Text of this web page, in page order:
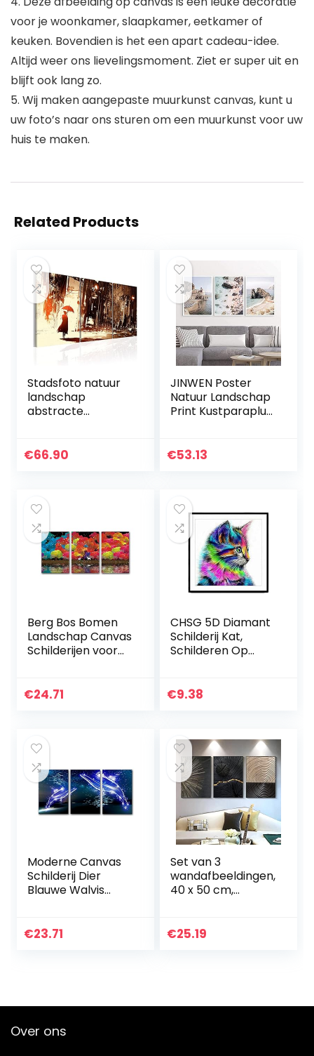
voor je woonkamer, slaapkamer, eetkamer of
keuken. Bovendien is het een apart cadeau-idee.
Altijd weer ons lievelingsmoment. Ziet er super uit en
blijft ook lang zo.
5. Wij maken aangepaste muurkunst canvas, kunt u
uw foto’s naar ons sturen om een muurkunst voor uw
huis te maken.
Related Products
Stadsfoto natuur
landschap
abstracte
canvas schilderij
€66.90
JINWEN Poster
Natuur Landschap
Print Kustparaplu
Zeegezicht Foto’s
€53.13
Berg Bos Bomen
Landschap Canvas
Schilderijen voor
Woonkamer
€24.71
CHSG 5D Diamant
Schilderij Kat,
Schilderen Op
Diy Strass Kit
€9.38
Moderne Canvas
Schilderij Dier
Blauwe Walvis
Art Print
€23.71
Set van 3
wandafbeeldingen,
40 x 50 cm,
wandafbeelding,
€25.19
Over ons